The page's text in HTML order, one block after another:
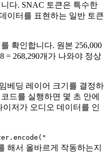
다. SNAC 토큰은 특수한
이터를 표현하는 일반 토큰
확인합니다. 원본 256,000
= 268,290개가 나와야 정상
베딩 레이어 크기를 결정하
드를 실행하면 몇 초 안에
이저가 오디오 데이터를 인
해서 올바르게 작동하는지